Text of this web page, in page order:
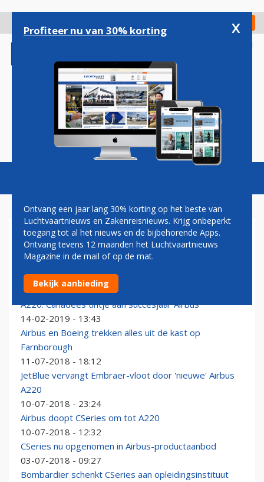
gaan
Check in
Magazine Podcasts Vacatures
CS100
Airbus A220 wordt zwaarder en kan verder vliegen
21-05-2019 - 11:19
A220: Canadees tintje aan succesjaar Airbus
14-02-2019 - 13:43
Airbus en Boeing trekken alles uit de kast op
Farnborough
11-07-2018 - 18:12
JetBlue vervangt Embraer-vloot door 'nieuwe' Airbus
A220
10-07-2018 - 23:24
Airbus doopt CSeries om tot A220
10-07-2018 - 12:32
CSeries nu opgenomen in Airbus-productaanbod
03-07-2018 - 09:27
Bombardier schenkt CSeries aan opleidingsinstituut
Profiteer nu van 30% korting x
Ontvang een jaar lang 30% korting op het beste van
Luchtvaartnieuws en Zakenreisnieuws. Krijg onbeperkt
toegang tot al het nieuws en de bijbehorende Apps.
Ontvang tevens 12 maanden het Luchtvaartnieuws
Magazine in de mail of op de mat.
Bekijk aanbieding